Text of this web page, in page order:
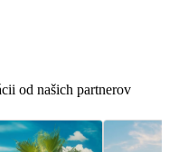
od našich partnerov